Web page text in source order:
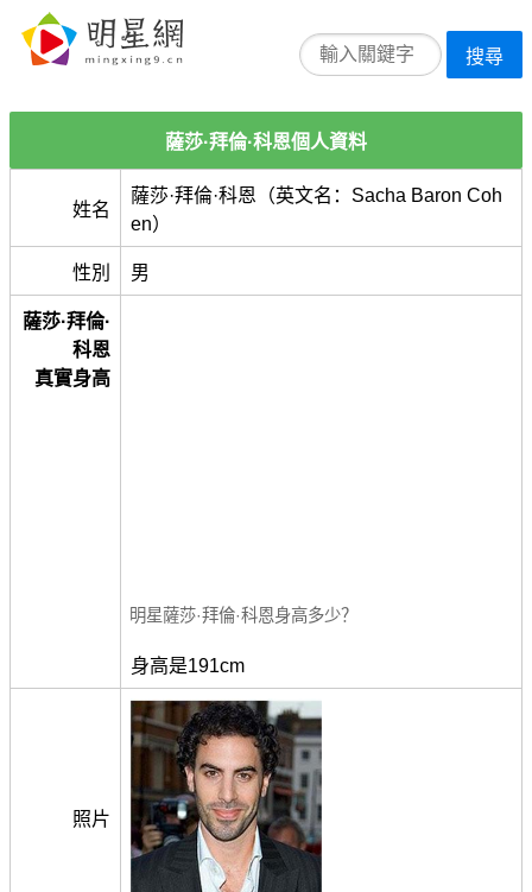
搜尋
薩莎·拜倫·科恩個人資料
姓名
薩莎·拜倫·科恩（英文名：Sacha Baron Coh
en）
性別 男
薩莎·拜倫·
科恩
真實身高
明星薩莎·拜倫·科恩身高多少？
身高是191cm
照片